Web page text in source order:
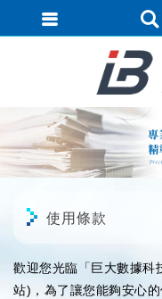
使用條款
歡迎您光臨「巨大數據科
站)，為了讓您能夠安心